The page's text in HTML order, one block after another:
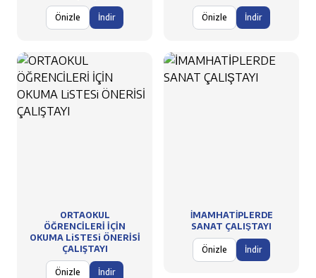
Önizle İndir Önizle İndir
ORTAOKUL
ÖĞRENCİLERİ İÇİN
OKUMA LiSTESi ÖNERİSİ
ÇALIŞTAYI
Önizle İndir
İMAMHATİPLERDE
SANAT ÇALIŞTAYI
Önizle İndir